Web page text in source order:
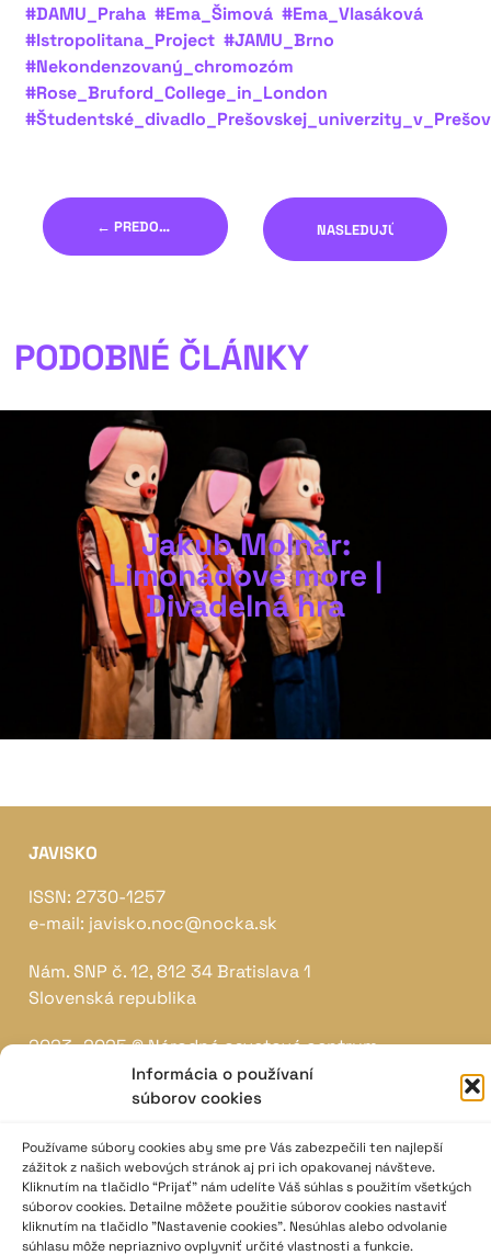
Informácia o používaní
súborov cookies
Používame súbory cookies aby sme pre Vás zabezpečili ten najlepší
zážitok z našich webových stránok aj pri ich opakovanej návšteve.
Kliknutím na tlačidlo “Prijať” nám udelíte Váš súhlas s použitím všetkých
súborov cookies. Detailne môžete použitie súborov cookies nastaviť
kliknutím na tlačidlo "Nastavenie cookies". Nesúhlas alebo odvolanie
súhlasu môže nepriaznivo ovplyvniť určité vlastnosti a funkcie.
#DAMU_Praha #Ema_Šimová #Ema_Vlasáková
#Istropolitana_Project #JAMU_Brno
#Nekondenzovaný_chromozóm
#Rose_Bruford_College_in_London
← PREDOŠLÝ NASLEDUJÚCI →
PODOBNÉ ČLÁNKY
Jakub Molnár:
Limonádové more |
Divadelná hra
JAVISKO
ISSN: 2730-1257
e-mail: javisko.noc@nocka.sk
Nám. SNP č. 12, 812 34 Bratislava 1
Slovenská republika
2023–2025 ©Národné osvetové centrum
Všetky práva vyhradené.
Logofont byPeter Biľak.